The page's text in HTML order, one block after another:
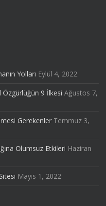
Yolları Eylül 4, 2022
Özgürlüğün 9 İlkesi Ağustos 7,
Gerekenler Temmuz 3,
Olumsuz Etkileri Haziran
Mayıs 1, 2022